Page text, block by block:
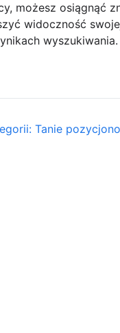
możesz osiągnąć
widoczność
wyszukiwania.
Tanie